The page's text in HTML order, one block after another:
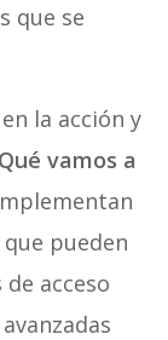
que se
la acción y
vamos a
pueden
acceso